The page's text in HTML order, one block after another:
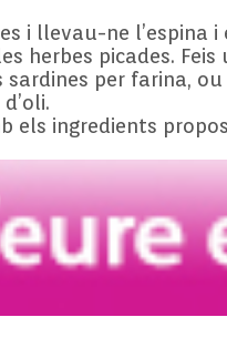
i llevau-ne l’espina
herbes picades.
sardines per farina,
els ingredients